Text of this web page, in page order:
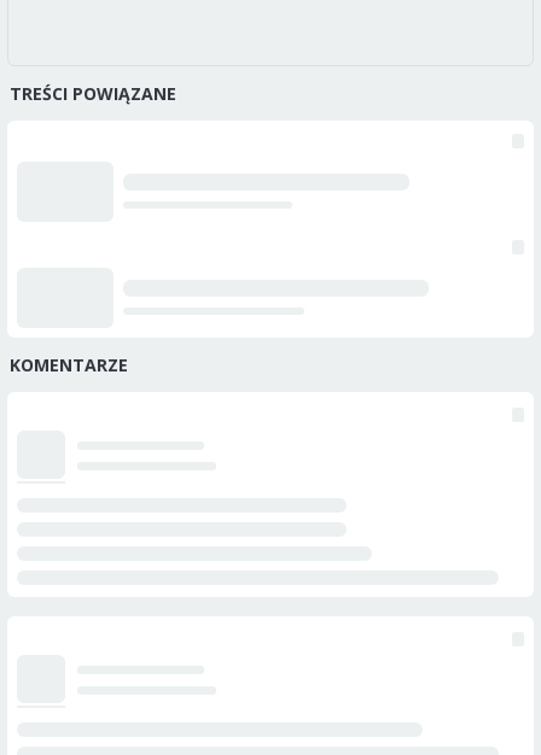
TREŚCI POWIĄZANE
KOMENTARZE